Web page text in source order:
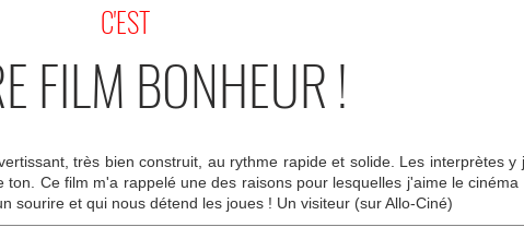
C'EST
FILM BONHEUR !
très bien construit, au rythme rapide et solide. Les interprètes
ton. Ce film m'a rappelé une des raisons pour lesquelles j'aime le
sourire et qui nous détend les joues ! Un visiteur (sur Allo-Ciné)